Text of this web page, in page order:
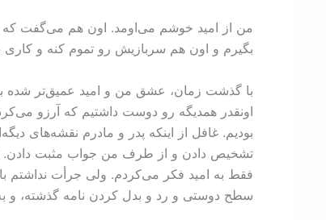
من از امید خوشم می‌اومد. اون هم می‌گفت که
بگیرم و اون هم سربازیش رو تموم کنه و کاری
با گذشت زمان، عشق من و امید عمیق‌تر شده
اونقدر همدیگه رو دوست داشتیم که آرزو
بودیم. غافل از اینکه پدر و مادرم نقشه‌های
تشخیص دادن و از طرف من جواب مثبت دادن.
فقط به امید فکر می‌کردم. ولی جرأت
سطح دوستی و رد و بدل کردن نامه گذشته، و